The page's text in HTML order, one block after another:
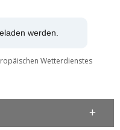
werden.
Wetterdienstes